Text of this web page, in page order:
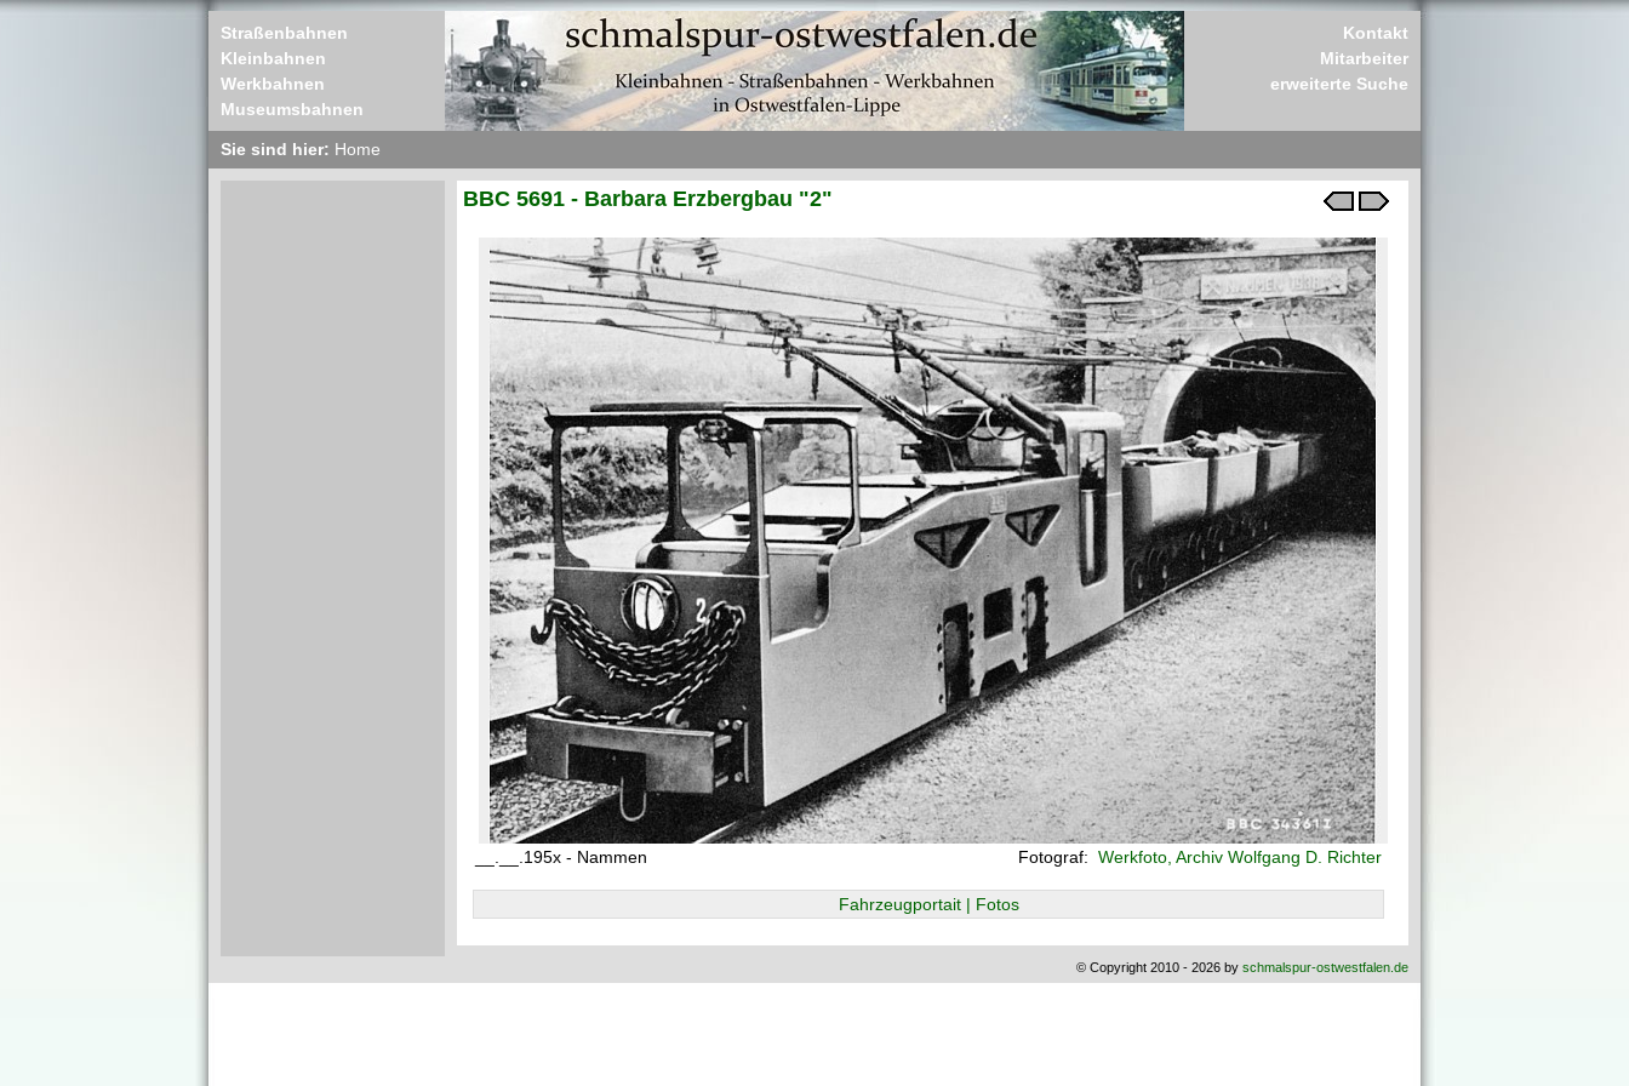
Straßenbahnen
Kleinbahnen
Werkbahnen
Museumsbahnen
Kontakt
Mitarbeiter
erweiterte Suche
Sie sind hier: Home
BBC 5691 - Barbara Erzbergbau "2"
__.__.195x - Nammen Fotograf: Werkfoto, Archiv Wolfgang D. Richter
Fahrzeugportait | Fotos
© Copyright 2010 - 2026 by schmalspur-ostwestfalen.de